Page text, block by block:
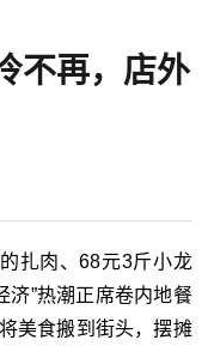
不再，店外
扎肉、68元3斤小龙
”热潮正席卷内地餐
美食搬到街头，摆摊